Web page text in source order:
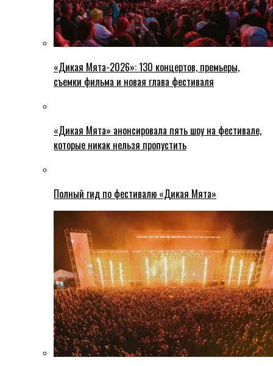
«Дикая Мята-2026»: 130 концертов, премьеры,
съемки фильма и новая глава фестиваля
«Дикая Мята» анонсировала пять шоу на фестивале,
которые никак нельзя пропустить
Полный гид по фестивалю «Дикая Мята»